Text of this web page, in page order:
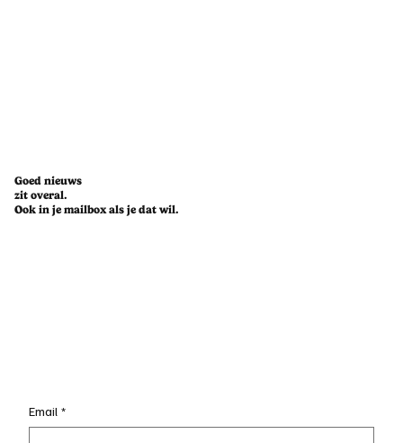
Goed nieuws
zit overal.
Ook in je mailbox als je dat wil.
Email *